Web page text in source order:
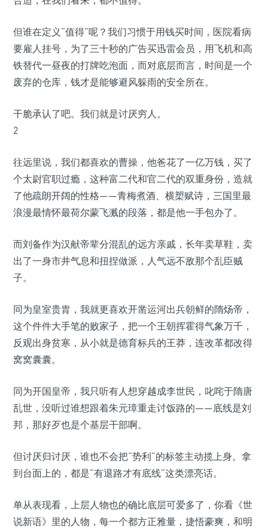
但谁在定义“值得”呢？我们习惯于用钱买时间，医院看病
要雇人挂号，为了三十秒的广告买迅雷会员，用飞机和高
铁替代一昼夜的打牌吃泡面，而对底层而言，时间是一个
废弃的仓库，钱才是能够避风躲雨的安全所在。
干脆承认了吧。我们就是讨厌穷人。
2
往远里说，我们都喜欢的曹操，他爸花了一亿万钱，买了
个太尉官职过瘾，这种富二代和官二代的双重身份，造就
了他疏朗开阔的性格——青梅煮酒、横槊赋诗，三国里最
浪漫最情怀最荷尔蒙飞溅的段落，都是他一手包办了。
而刘备作为汉献帝辈分混乱的远方亲戚，长年卖草鞋，卖
出了一身市井气息和扭捏做派，人气远不敌那个乱臣贼
子。
同为皇室贵胄，我就更喜欢开凿运河出兵朝鲜的隋炀帝，
这个件件大手笔的败家子，把一个王朝挥霍得气象万千，
反观出身贫寒，从小就是德育标兵的王莽，连改革都改得
窝窝囊囊。
同为开国皇帝，我只听有人想穿越成李世民，叱咤于隋唐
乱世，没听过谁想跟着朱元璋重走讨饭路的——底线是刘
邦，那好歹也是个基层干部啊。
但讨厌归讨厌，谁也不会把“势利”的标签主动揽上身。拿
到台面上的，都是“有退路才有底线”这类漂亮话。
单从表现看，上层人物也的确比底层可爱多了，你看《世
说新语》里的人物，每一个都方正雅量，捷悟豪爽，和明